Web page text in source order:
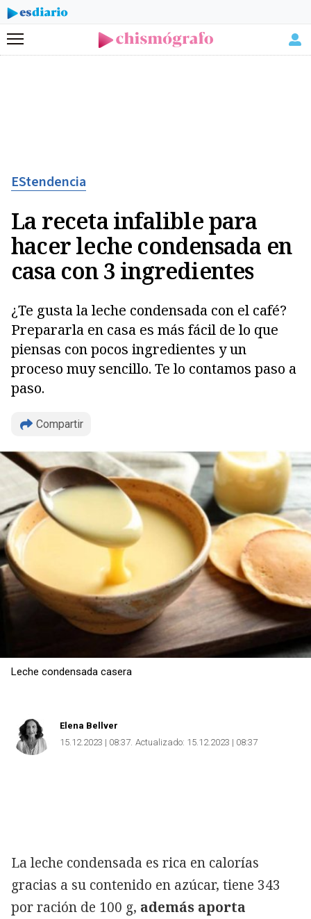
Menú
EStendencia
La receta infalible para
hacer leche condensada en
casa con 3 ingredientes
¿Te gusta la leche condensada con el café?
Prepararla en casa es más fácil de lo que
piensas con pocos ingredientes y un
proceso muy sencillo. Te lo contamos paso a
paso.
Compartir
Leche condensada casera
Elena Bellver
15.12.2023 | 08:37 Actualizado: 15.12.2023 | 08:37
La leche condensada es rica en calorías
gracias a su contenido en azúcar, tiene 343
por ración de 100 g, además aporta